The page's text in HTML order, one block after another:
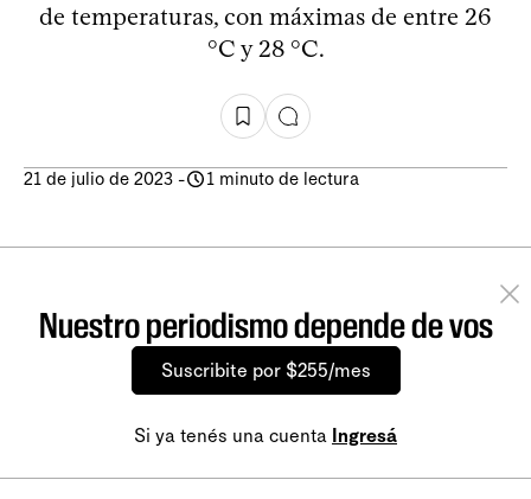
de temperaturas, con máximas de entre 26
°C y 28 °C.
21 de julio de 2023 - 1 minuto de lectura
Nuestro periodismo depende de vos
Suscribite por $255/mes
Si ya tenés una cuenta Ingresá